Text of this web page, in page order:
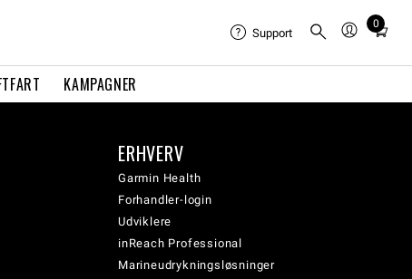
KAMPAGNER
Support
0
Total
in
ERHVERV
Garmin Health
Forhandler-login
Udviklere
inReach Professional
Marineudrykningsløsninger